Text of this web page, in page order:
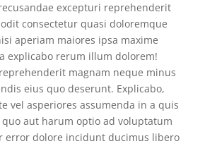
excepturi reprehenderit
consectetur quasi doloremque
aperiam maiores ipsa maxime
explicabo rerum illum dolorem!
magnam neque minus
eius quo deserunt. Explicabo,
vel asperiores assumenda in a quis
aut harum optio ad voluptatum
error dolore incidunt ducimus libero